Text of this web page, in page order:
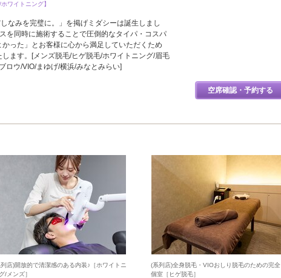
ワイトニング】
なみを完璧に。」を掲げミダシーは誕生しまし
を同時に施術することで圧倒的なタイパ・コスパ
った」とお客様に心から満足していただくため
ます。[メンズ脱毛/ヒゲ脱毛/ホワイトニング/眉毛
ロウ/VIO/まゆげ/横浜/みなとみらい]
空席確認・予約する
店)開放的で清潔感のある内装♪［ホワイトニ
/メンズ］
(系列店)全身脱毛・VIOおしり脱毛のための完全
個室［ヒゲ脱毛］